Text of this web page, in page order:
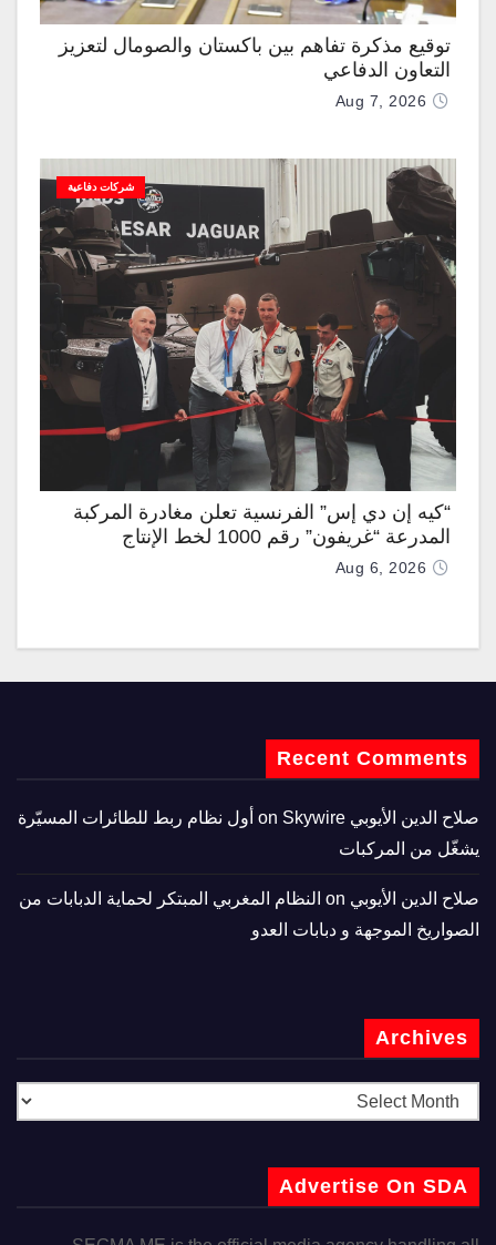
توقيع مذكرة تفاهم بين باكستان والصومال لتعزيز
التعاون الدفاعي
Aug 7, 2026
شركات دفاعية
“كيه إن دي إس” الفرنسية تعلن مغادرة المركبة
المدرعة “غريفون” رقم 1000 لخط الإنتاج
Aug 6, 2026
Recent Comments
صلاح الدين الأيوبي
Skywire أول نظام ربط للطائرات المسيّرة
يشغّل من المركبات
صلاح الدين الأيوبي
النظام المغربي المبتكر لحماية الدبابات من
الصواريخ الموجهة و دبابات العدو
Archives
Advertise On SDA